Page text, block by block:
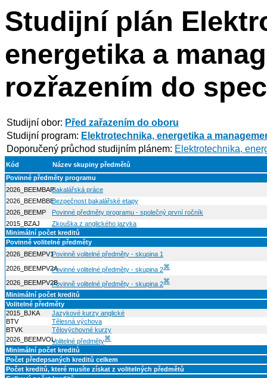
Studijní plán
energetika a
rozřazením do
Studijní obor: Před zařazením do oboru
Studijní program: Elektrotechnika, energetika a
Doporučený průchod studijním plánem: Elektrotechnika,
Kód
Název skupiny předmětů
Povinné předměty programu
2026_BEEMBAPBakalářská práce
2026_BEEMBBEBezpečnost bakalářské etapy
2026_BEEMP
Povinné předměty programu - společný první ročník
2015_BZAJ
Zkouška z anglického jazyka
Minimální počet kreditů
Povinně volitelné předměty
2026_BEEMPV1Povinně volitelné předměty - skupina 1
2026_BEEMPV2APovinné volitelné předměty - skupina 2⌘
2026_BEEMPV2BPovinně volitelné předměty - skupina 2⌘
Minimální počet kreditů
Volitelné předměty
2015_BJKA
Jazykové kurzy anglické
BTV
Tělesná výchova
BTVK
Tělovýchovné kurzy
2026_BEEMVOLVolitelné předměty⌘
Minimální počet kreditů
Počet předepsaných kreditů celkem
Počet kreditů, které musíte získat z volitelných předmětů